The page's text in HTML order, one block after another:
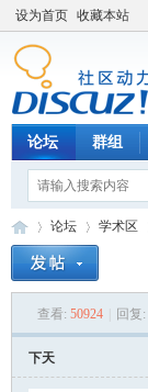
设为首页 收藏本站
论坛 群组
论坛
›
学术区
›
查看: 50924 回复:
下天